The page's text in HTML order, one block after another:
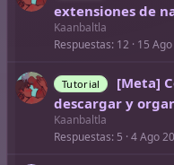
extensiones de
Kaanbaltla
Respuestas 12 15
Tutorial
[Meta]
descargar y
Kaanbaltla
Respuestas 5 4 Ago